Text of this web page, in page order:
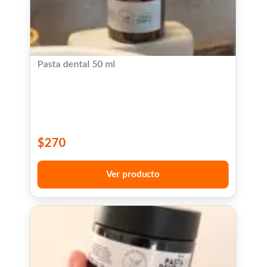
Pasta dental 50 ml
$270
Ver producto